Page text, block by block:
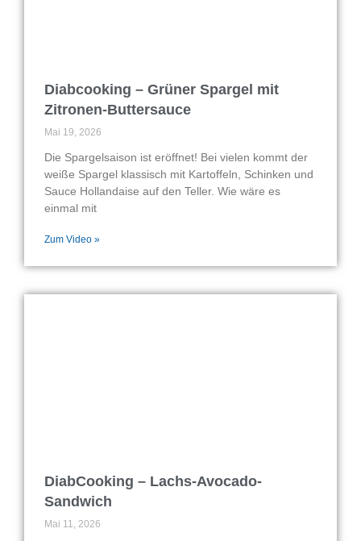
Diabcooking – Grüner Spargel mit
Zitronen-Buttersauce
Mai 19, 2026
Die Spargelsaison ist eröffnet! Bei vielen kommt der
weiße Spargel klassisch mit Kartoffeln, Schinken und
Sauce Hollandaise auf den Teller. Wie wäre es
einmal mit
Zum Video »
DiabCooking – Lachs-Avocado-
Sandwich
Mai 11, 2026